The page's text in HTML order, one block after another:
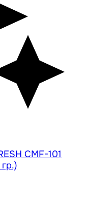
CMF-101